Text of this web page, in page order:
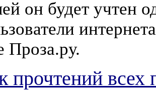
он будет учтен
Проза.ру.
прочтений всех